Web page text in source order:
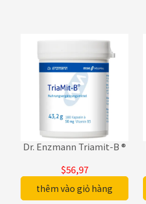
Dr. Enzmann Triamit-B ®
$56,97
thêm vào giỏ hàng